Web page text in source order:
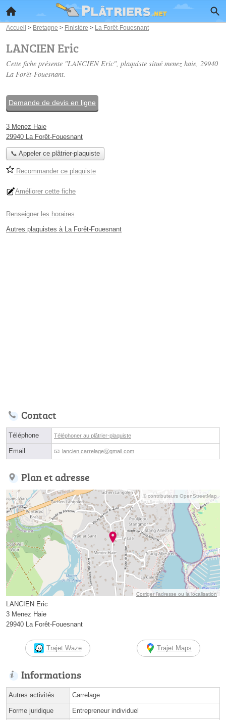
Accueil > Bretagne > Finistère > La Forêt-Fouesnant
LANCIEN Eric
Cette fiche présente "LANCIEN Eric", plaquiste situé menez haie, 29940
La Forêt-Fouesnant.
Demande de devis en ligne
3 Menez Haie
29940 La Forêt-Fouesnant
📞 Appeler ce plâtrier-plaquiste
Recommander ce plaquiste
Améliorer cette fiche
Renseigner les horaires
Autres plaquistes à La Forêt-Fouesnant
Contact
Téléphone Téléphoner au plâtrier-plaquiste
Email lancien.carrelageⓐgmail.com
Plan et adresse
© contributeurs OpenStreetMap
Corriger l’adresse ou la localisation
LANCIEN Eric
3 Menez Haie
29940 La Forêt-Fouesnant
Trajet Waze Trajet Maps
Informations
Autres activités Carrelage
Forme juridique Entrepreneur individuel